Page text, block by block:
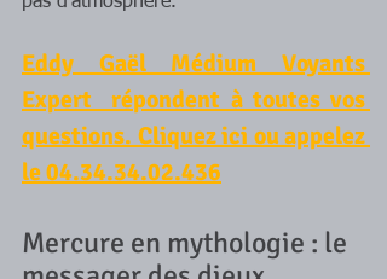
Eddy Gaël Médium Voyants
Expert  répondent à toutes vos
questions. Cliquez ici ou appelez
le 04.34.34.02.436
Mercure en mythologie : le